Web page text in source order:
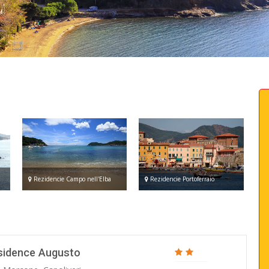
Rezidencie Campo nell'Elba Rezidencie Portoferraio
Augusto